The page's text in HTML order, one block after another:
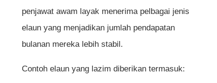
menampung kos hidup di bandar besar?
Rujukan
penjawat awam layak menerima pelbagai jenis
elaun yang menjadikan jumlah pendapatan
bulanan mereka lebih stabil.
Contoh elaun yang lazim diberikan termasuk: